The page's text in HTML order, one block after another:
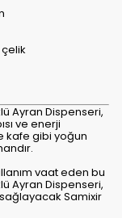
Ayran Dispenseri,
ve enerji
kafe gibi yoğun
vaat eden bu
Ayran Dispenseri,
Samixir